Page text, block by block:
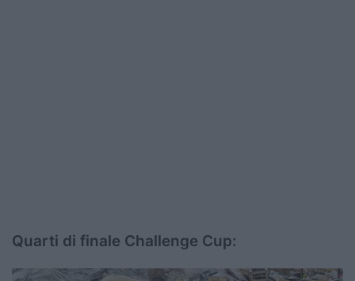
Quarti di finale Challenge Cup: